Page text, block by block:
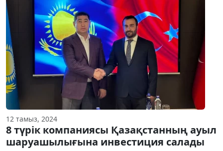
12 тамыз, 2024
8 түрік компаниясы Қазақстанның ауыл
шаруашылығына инвестиция салады